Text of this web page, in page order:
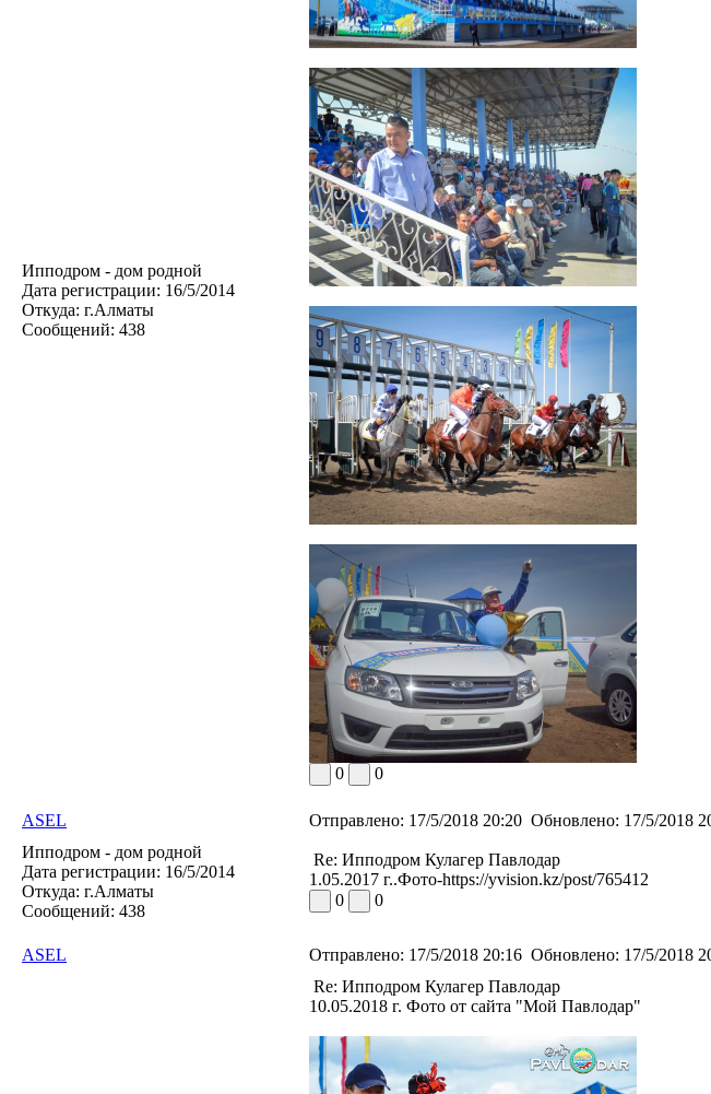
Ипподром - дом родной
Дата регистрации: 16/5/2014
Откуда: г.Алматы
Сообщений: 438
0 0
ASEL Отправлено: 17/5/2018 20:20 Обновлено: 17/5/2018
Ипподром - дом родной
Дата регистрации: 16/5/2014
Откуда: г.Алматы
Сообщений: 438
Re: Ипподром Кулагер Павлодар
1.05.2017 г..Фото-https://yvision.kz/post/765412
0
0
ASEL Отправлено: 17/5/2018 20:16 Обновлено: 17/5/2018
Re: Ипподром Кулагер Павлодар
10.05.2018 г. Фото от сайта "Мой Павлодар"